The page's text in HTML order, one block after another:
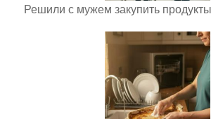
Решили с мужем закупить